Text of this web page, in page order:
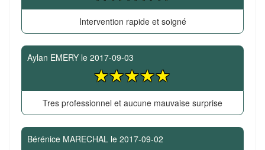
Intervention rapide et soigné
Aylan EMERY le 2017-09-03
Tres professionnel et aucune mauvaise surprise
Bérénice MARECHAL le 2017-09-02